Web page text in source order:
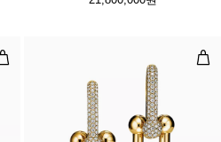
몰 이어링, 옐로우 골드, 다이아몬
라